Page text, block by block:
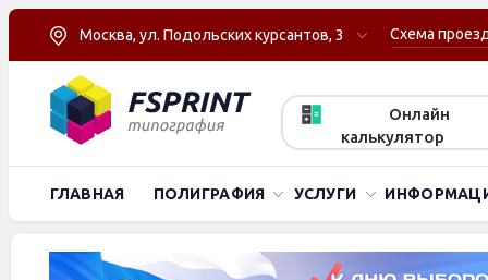
Москва, ул. Подольских курсантов, 3 Схема
Онлайн
калькулятор
ГЛАВНАЯ ПОЛИГРАФИЯ УСЛУГИ